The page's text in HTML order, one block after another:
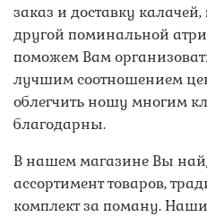
заказ и доставку
другой поминальной
поможем Вам
лучшим соотношением
облегчить ношу многим
благодарны.
В нашем магазине Вы
ассортимент товаров,
комплект за поману.